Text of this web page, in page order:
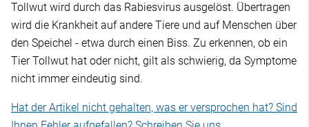
Tollwut wird durch das Rabiesvirus ausgelöst. Übertragen
wird die Krankheit auf andere Tiere und auf Menschen über
den Speichel - etwa durch einen Biss. Zu erkennen, ob ein
Tier Tollwut hat oder nicht, gilt als schwierig, da Symptome
nicht immer eindeutig sind.
Hat der Artikel nicht gehalten, was er versprochen hat? Sind